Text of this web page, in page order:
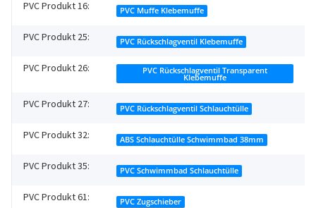
PVC Produkt 16: PVC Muffe Klebemuffe
PVC Produkt 25: PVC Rückschlagventil Klebemuffe
PVC Produkt 26: PVC Rückschlagventil Transparent
Klebemuffe
PVC Produkt 27: PVC Rückschlagventil Schlauchtülle
PVC Produkt 32: ABS Schlauchtülle Schwimmbad 38mm
PVC Produkt 35: PVC Schwimmbad Schlauchtülle
PVC Produkt 61: PVC Zugschieber